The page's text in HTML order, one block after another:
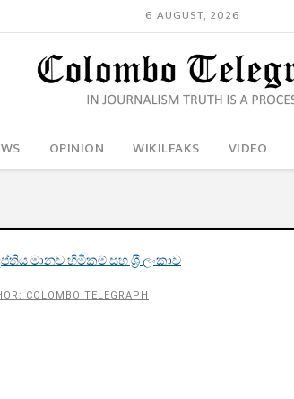
6 AUGUST, 2026
OPINION WIKILEAKS VIDEO
මානව හිමිකම් සහ ශ‍්‍රී ලංකාව
COLOMBO TELEGRAPH